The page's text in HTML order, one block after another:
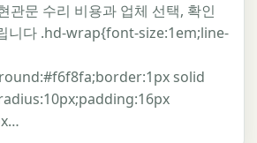
관문 수리 비용과 업체 선택, 확인
니다 .hd-wrap{font-size:1em;line-
solid